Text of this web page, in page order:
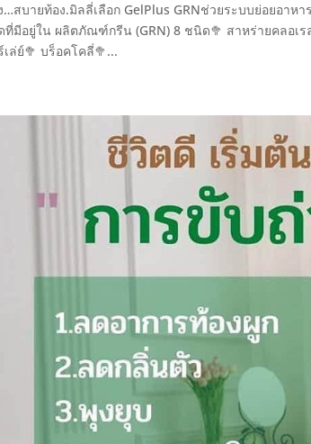
…สบายท้อง.มิลลี่เลือก GelPlus GRNช่วยระบบย่อยอา
ที่มีอยู่ใน ผลิตภัณฑ์กรีน (GRN) 8 ชนิด🥦 สาหร่ายคลอเ
เล่ย์🥦 บร็อคโคลี่🥦...